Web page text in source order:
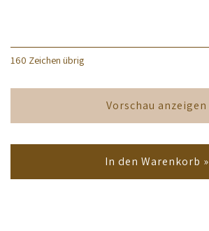
160 Zeichen übrig
Vorschau anzeigen
In den Warenkorb »